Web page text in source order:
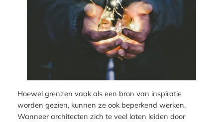
Hoewel grenzen vaak als een bron van inspiratie
worden gezien, kunnen ze ook beperkend werken.
Wanneer architecten zich te veel laten leiden door